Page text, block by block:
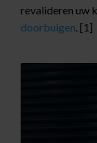
revalideren uw
doorbuigen . [1]